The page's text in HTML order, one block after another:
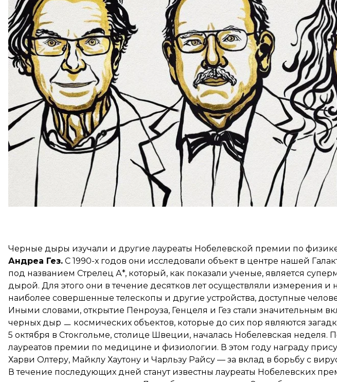
за открытие «супермассивного компактного объекта» в центре Млечного
Об этом сообщает пресс-служба Нобелевского комитета.
Согласно правилам комитета, ученые разделят премию между собой:
Пенроуз, а другую на двух ㅡ Генцель и Гез.
В частности,Роджер Пенроуз
установил, что формирование черных дыр
следствием общей теории относительности Альберта Эйнштейна (хотя
что они существуют). Свое открытие исследователь сделал еще в 1965
считается самым важным вкладом в теорию Эйнштейна.
Черные дыры изучали и другие лауреаты Нобелевской премии по
Андреа Гез. С 1990-х годов они исследовали объект в центре нашей
под названием Стрелец А*, который, как показали ученые, является
дырой. Для этого они в течение десятков лет осуществляли измерения и
наиболее совершенные телескопы и другие устройства, доступные
Иными словами, открытие Пенроуза, Генцеля и Гез стали значительным
черных дыр ㅡ космических объектов, которые до сих пор являются
5 октября в Стокгольме, столице Швеции, началась Нобелевская
лауреатов премии по медицине и физиологии. В этом году награду
Харви Олтеру, Майклу Хаутону и Чарльзу Райсу — за вклад в борьбу с
В течение последующих дней станут известны лауреаты Нобелевских